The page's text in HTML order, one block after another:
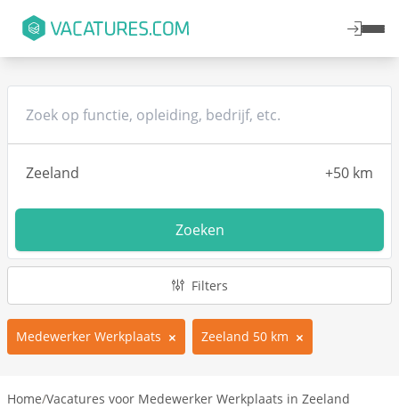
Zoeken
Filters
Medewerker Werkplaats Zeeland 50 km
Home/Vacatures voor Medewerker Werkplaats in Zeeland